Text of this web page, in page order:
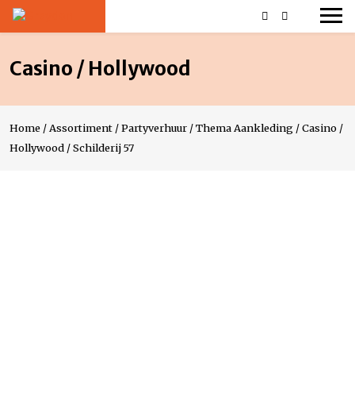
Casino / Hollywood
Home / Assortiment /Partyverhuur /Thema Aankleding /Casino /
Hollywood /Schilderij 57